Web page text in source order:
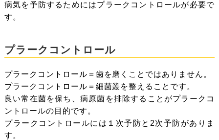
病気を予防するためにはプラークコントロールが必要で
す。
プラークコントロール
プラークコントロール＝歯を磨くことではありません。
プラークコントロール＝細菌叢を整えることです。
良い常在菌を保ち、病原菌を排除することがプラークコ
ントロールの目的です。
プラークコントロールには１次予防と2次予防がありま
す。